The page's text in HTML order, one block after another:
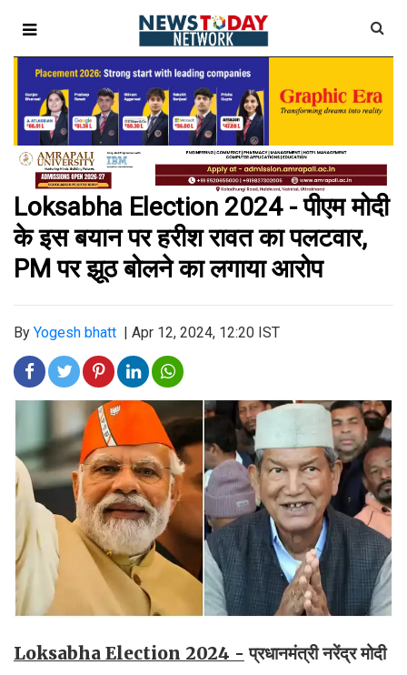
Loksabha Election 2024 - पीएम मोदी
के इस बयान पर हरीश रावत का पलटवार,
PM पर झूठ बोलने का लगाया आरोप
By Yogesh bhatt Apr 12, 2024, 12:20 IST
Loksabha Election 2024 - प्रधानमंत्री नरेंद्र मोदी